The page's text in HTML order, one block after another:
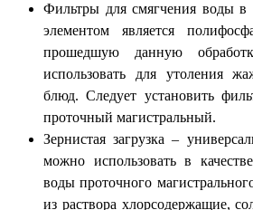
Фильтры для смягчения воды
элементом является
прошедшую данную
использовать для утоления
блюд. Следует установить
проточный магистральный.
Зернистая загрузка –
можно использовать в
воды проточного
из раствора хлорсодержащие,